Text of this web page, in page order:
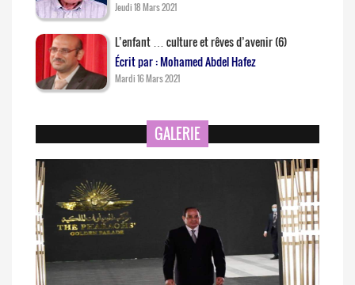
Jeudi 18 Mars 2021
L’enfant … culture et rêves d’avenir (6)
Écrit par : Mohamed Abdel Hafez
Mardi 16 Mars 2021
GALERIE